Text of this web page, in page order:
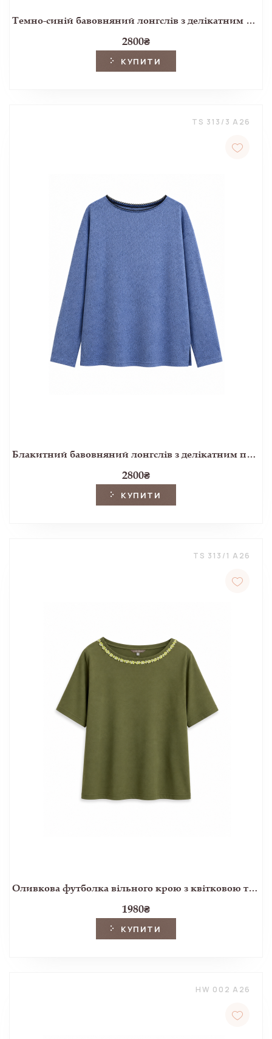
Темно-синій бавовняний лонгслів з делікатним принтом
2800₴
КУПИТИ
TS 313/3 A26
Блакитний бавовняний лонгслів з делікатним принтом
2800₴
КУПИТИ
TS 313/1 A26
Оливкова футболка вільного крою з квітковою тасьмою
1980₴
КУПИТИ
HW 002 A26